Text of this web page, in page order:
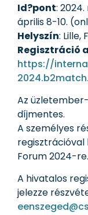
Id?pont:
április 8-10.
Helyszín: Lille,
Regisztráció
https://
Az
díjmentes.
A személyes
regisztrációval
Forum 2024-re.
A hivatalos
jelezze